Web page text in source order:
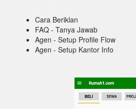
Cara Beriklan
FAQ - Tanya Jawab
Agen - Setup Profile Flow
Agen - Setup Kantor Info